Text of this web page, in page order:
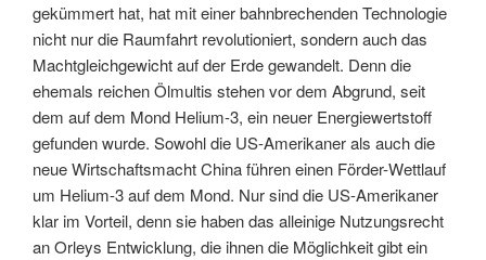
gekümmert hat, hat mit einer bahnbrechenden Technologie
nicht nur die Raumfahrt revolutioniert, sondern auch das
Machtgleichgewicht auf der Erde gewandelt. Denn die
ehemals reichen Ölmultis stehen vor dem Abgrund, seit
dem auf dem Mond Helium-3, ein neuer Energiewertstoff
gefunden wurde. Sowohl die US-Amerikaner als auch die
neue Wirtschaftsmacht China führen einen Förder-Wettlauf
um Helium-3 auf dem Mond. Nur sind die US-Amerikaner
klar im Vorteil, denn sie haben das alleinige Nutzungsrecht
an Orleys Entwicklung, die ihnen die Möglichkeit gibt ein